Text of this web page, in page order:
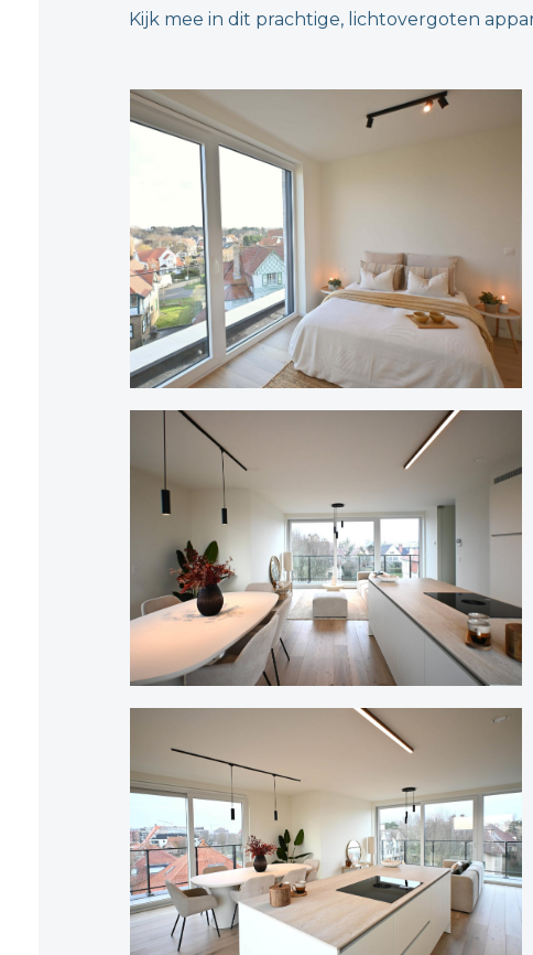
Kijk mee in dit prachtige, lichtovergoten